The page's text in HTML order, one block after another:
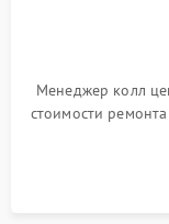
Менеджер колл
стоимости